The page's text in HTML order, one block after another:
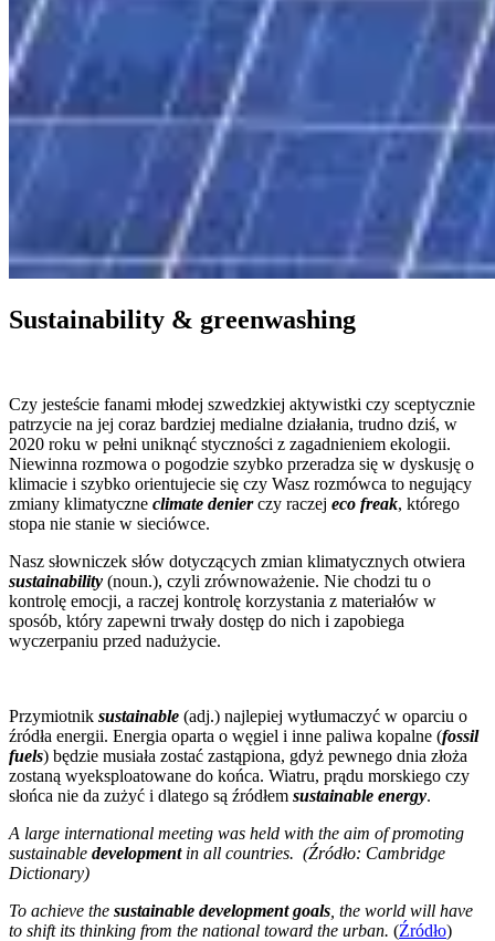
Sustainability & greenwashing
Czy jesteście fanami młodej szwedzkiej aktywistki czy sceptycznie
patrzycie na jej coraz bardziej medialne działania, trudno dziś, w
2020 roku w pełni uniknąć styczności z zagadnieniem ekologii.
Niewinna rozmowa o pogodzie szybko przeradza się w dyskusję o
klimacie i szybko orientujecie się czy Wasz rozmówca to negujący
zmiany klimatyczne climate denierczy raczej eco freak, którego
stopa nie stanie w sieciówce.
Nasz słowniczek słów dotyczących zmian klimatycznych otwiera
sustainability (noun.), czyli zrównoważenie. Nie chodzi tu o
kontrolę emocji, a raczej kontrolę korzystania z materiałów w
sposób, który zapewni trwały dostęp do nich i zapobiega
wyczerpaniu przed nadużycie.
Przymiotnik sustainable (adj.) najlepiej wytłumaczyć w oparciu o
źródła energii. Energia oparta o węgiel i inne paliwa kopalne (fossil
fuels) będzie musiała zostać zastąpiona, gdyż pewnego dnia złoża
zostaną wyeksploatowane do końca. Wiatru, prądu morskiego czy
słońca nie da zużyć i dlatego są źródłem sustainable energy.
A large international meeting was held with the aim ofpromoting
sustainable developmentin all countries. (Źródło: Cambridge
Dictionary)
To achieve the sustainable development goals , the world will have
to shift its thinking from the national toward the urban. (Źródło)